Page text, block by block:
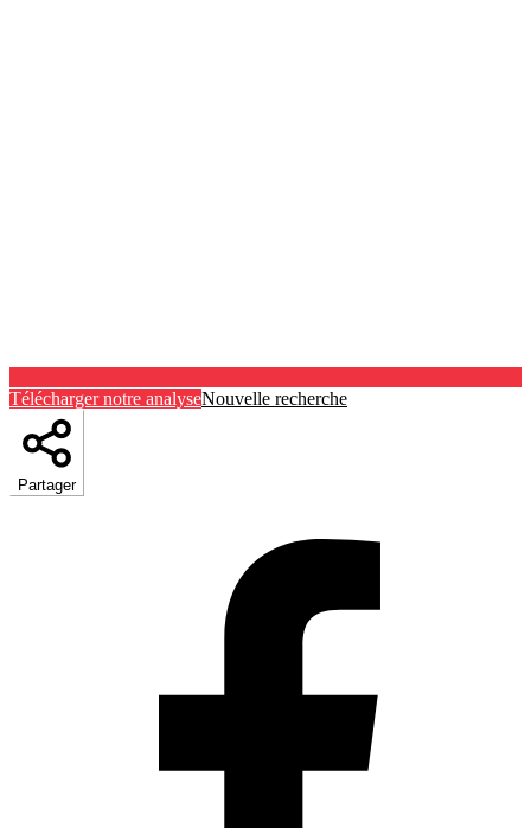
Télécharger notre analyseNouvelle recherche
Partager